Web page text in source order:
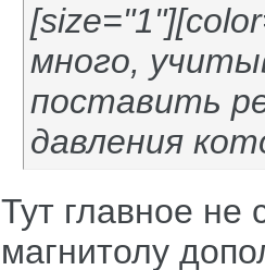
много,
поставить
давления
Тут главное не
магнитолу